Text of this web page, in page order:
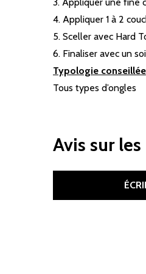
4. Appliquer 1 à 2
5. Sceller avec Hard
6. Finaliser avec un
Typologie conseillée
Tous types d’ongles
Avis sur